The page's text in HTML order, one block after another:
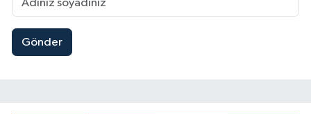
Gönder